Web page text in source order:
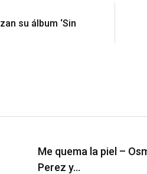
su álbum ‘Sin
Me quema la piel –
Perez y…